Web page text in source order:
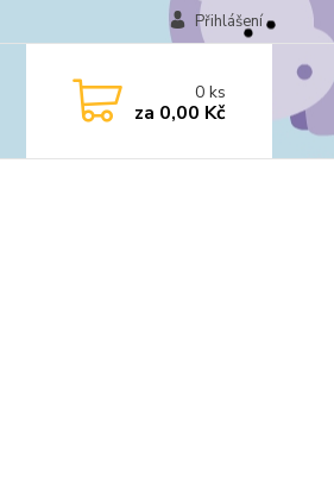
Přihlášení
0ks
za 0,00 Kč